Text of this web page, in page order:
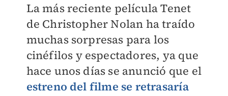
La más reciente película Tenet
de Christopher Nolan ha traído
muchas sorpresas para los
cinéfilos y espectadores, ya que
hace unos días se anunció que el
estreno del filme se retrasaría